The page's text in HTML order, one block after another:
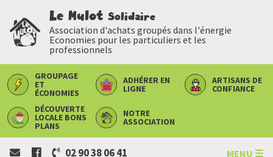
Le Mulot Solidaire
Association d'achats groupés dans l'énergie
Economies pour les particuliers et les
professionnels
GROUPAGE
ET
ÉCONOMIES
ADHÉRER EN
LIGNE
ARTISANS DE
CONFIANCE
DÉCOUVERTE
LOCALE BONS
PLANS
NOTRE
ASSOCIATION
02 90 38 06 41 MENU ☰